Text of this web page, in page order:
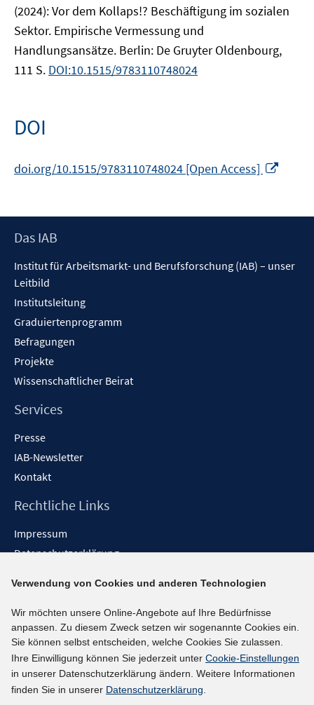
(2024): Vor dem Kollaps!? Beschäftigung im sozialen
Sektor. Empirische Vermessung und
Handlungsansätze. Berlin: De Gruyter Oldenbourg,
111 S. DOI:10.1515/9783110748024
DOI
doi.org/10.1515/9783110748024 [Open Access]
öffnen
Footer
Das IAB
Institut für Arbeitsmarkt- und Berufsforschung (IAB) – unser
Leitbild
Institutsleitung
Graduiertenprogramm
Befragungen
Projekte
Wissenschaftlicher Beirat
Services
Presse
IAB-Newsletter
Kontakt
Rechtliche Links
Impressum
Datenschutzerklärung
Barrieren melden
Social-Media-Kanäle
BlueSky
YouTube
LinkedIn
Verwendung von Cookies und anderen Technologien
Wir möchten unsere Online-Angebote auf Ihre Bedürfnisse
anpassen. Zu diesem Zweck setzen wir sogenannte Cookies ein.
Sie können selbst entscheiden, welche Cookies Sie zulassen.
Ihre Einwilligung können Sie jederzeit unter Cookie-Einstellungen
in unserer Datenschutzerklärung ändern. Weitere Informationen
finden Sie in unserer Datenschutzerklärung.